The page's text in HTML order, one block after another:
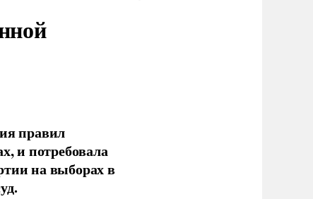
правил
и потребовала
на выборах в